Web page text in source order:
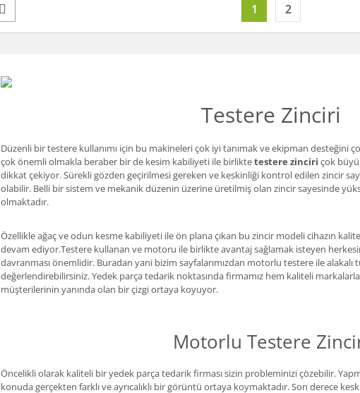
1 2
Testere Zinciri
Düzenli bir testere kullanımı için bu makineleri çok iyi tanımak ve ekipman desteğini
çok önemli olmakla beraber bir de kesim kabiliyeti ile birliktetestere zinciri çok
dikkat çekiyor. Sürekli gözden geçirilmesi gereken ve keskinliği kontrol edilen zincir
olabilir. Belli bir sistem ve mekanik düzenin üzerine üretilmiş olan zincir sayesinde
olmaktadır.
Özellikle ağaç ve odun kesme kabiliyeti ile ön plana çıkan bu zincir modeli cihazın
devam ediyor.Testere kullanan ve motoru ile birlikte avantaj sağlamak isteyen
davranması önemlidir. Buradan yani bizim sayfalarımızdan motorlu testere ile
değerlendirebilirsiniz. Yedek parça tedarik noktasında firmamız hem kaliteli
müşterilerinin yanında olan bir çizgi ortaya koyuyor.
Motorlu Testere
Öncelikli olarak kaliteli bir yedek parça tedarik firması sizin probleminizi çözebilir.
konuda gerçekten farklı ve ayrıcalıklı bir görüntü ortaya koymaktadır. Son derece